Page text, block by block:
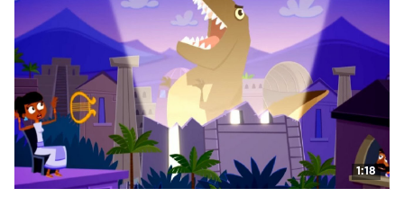
1:18